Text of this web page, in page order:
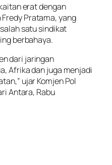
erat dengan
Pratama, yang
satu sindikat
berbahaya.
dari jaringan
Afrika dan juga menjadi
ujar Komjen Pol
Antara, Rabu